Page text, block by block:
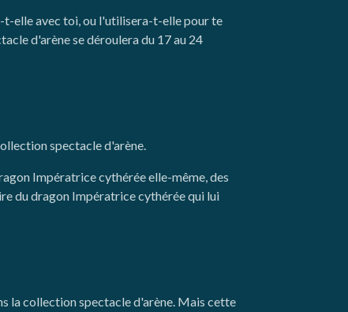
t-elle avec toi, ou l'utilisera-t-elle pour te
d'arène se déroulera du 17 au 24
spectacle d'arène.
Impératrice cythérée elle-même, des
du dragon Impératrice cythérée qui lui
la collection spectacle d'arène. Mais cette